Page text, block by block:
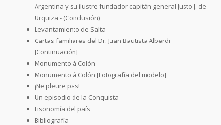
Argentina y su ilustre fundador capitán general Justo J. de
Urquiza - (Conclusión)
Levantamiento de Salta
Cartas familiares del Dr. Juan Bautista Alberdi
[Continuación]
Monumento á Colón
Monumento á Colón [Fotografía del modelo]
¡Ne pleure pas!
Un episodio de la Conquista
Fisonomía del país
Bibliografía